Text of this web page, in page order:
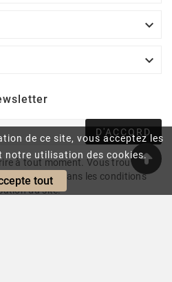
de ce site, vous acceptez les
notre utilisation des cookies.
tout


D'ACCORD
à tout moment. Vous trouverez
de contact dans les conditions
du site.